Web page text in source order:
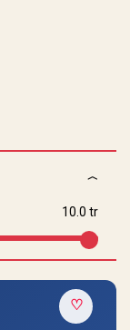
10.0 tr
♡